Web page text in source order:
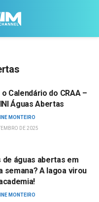
Calendário do CRAA –
Águas Abertas
MONTEIRO
DE 2025
de águas abertas em
semana? A lagoa virou
MONTEIRO